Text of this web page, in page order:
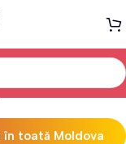
în toată Moldova